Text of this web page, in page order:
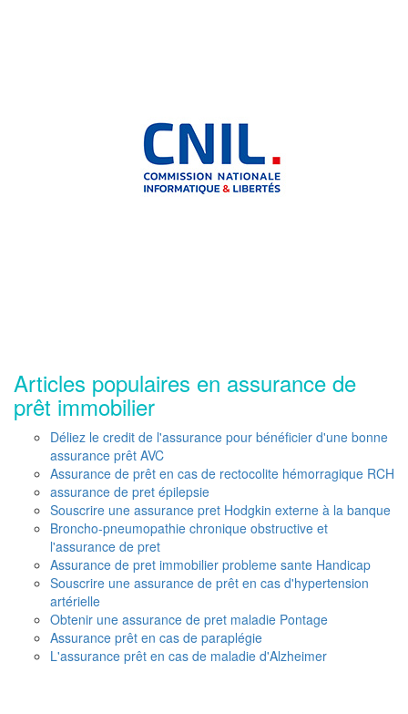
Articles populaires en assurance de
prêt immobilier
Déliez le credit de l'assurance pour bénéficier d'une bonne
assurance prêt AVC
Assurance de prêt en cas de rectocolite hémorragique RCH
assurance de pret épilepsie
Souscrire une assurance pret Hodgkin externe à la banque
Broncho-pneumopathie chronique obstructive et
l'assurance de pret
Assurance de pret immobilier probleme sante Handicap
Souscrire une assurance de prêt en cas d'hypertension
artérielle
Obtenir une assurance de pret maladie Pontage
Assurance prêt en cas de paraplégie
L'assurance prêt en cas de maladie d'Alzheimer